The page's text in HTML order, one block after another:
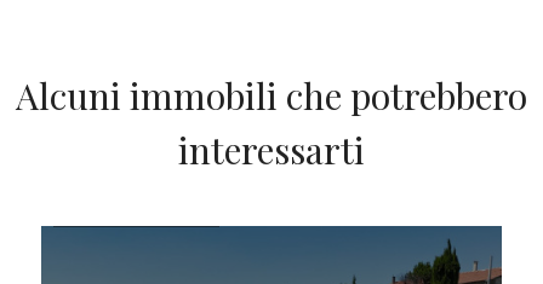
Alcuni immobili che potrebbero
interessarti